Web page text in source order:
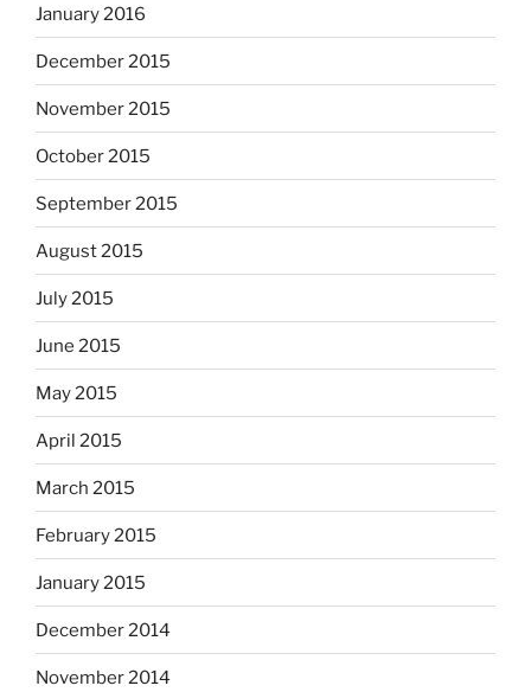
January 2016
December 2015
November 2015
October 2015
September 2015
August 2015
July 2015
June 2015
May 2015
April 2015
March 2015
February 2015
January 2015
December 2014
November 2014